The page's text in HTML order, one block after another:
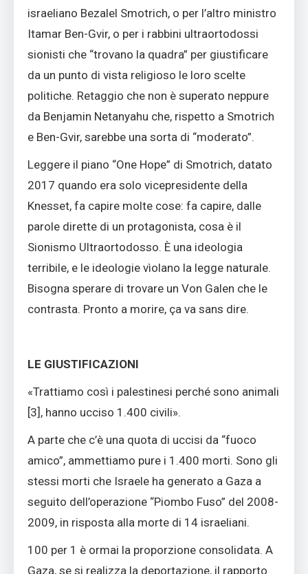
israeliano Bezalel Smotrich, o per l’altro ministro
Itamar Ben-Gvir, o per i rabbini ultraortodossi
sionisti che “trovano la quadra” per giustificare
da un punto di vista religioso le loro scelte
politiche. Retaggio che non è superato neppure
da Benjamin Netanyahu che, rispetto a Smotrich
e Ben-Gvir, sarebbe una sorta di “moderato”.
Leggere il piano “One Hope” di Smotrich, datato
2017 quando era solo vicepresidente della
Knesset, fa capire molte cose: fa capire, dalle
parole dirette di un protagonista, cosa è il
Sionismo Ultraortodosso. È una ideologia
terribile, e le ideologie vìolano la legge naturale.
Bisogna sperare di trovare un Von Galen che le
contrasta. Pronto a morire, ça va sans dire.
LE GIUSTIFICAZIONI
«Trattiamo così i palestinesi perché sono animali
[3] , hanno ucciso 1.400 civili».
A parte che c’è una quota di uccisi da “fuoco
amico”, ammettiamo pure i 1.400 morti. Sono gli
stessi morti che Israele ha generato a Gaza a
seguito dell’operazione “Piombo Fuso” del 2008-
2009, in risposta alla morte di 14 israeliani.
100 per 1 è ormai la proporzione consolidata. A
Gaza, se si realizza la deportazione, il rapporto